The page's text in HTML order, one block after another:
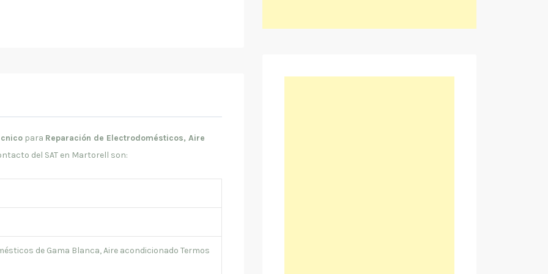
para Reparación de Electrodomésticos, Aire
del SAT en Martorell son:
de Gama Blanca, Aire acondicionado Termos